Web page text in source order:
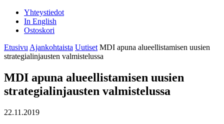
Yhteystiedot
In English
Ostoskori
Etusivu Ajankohtaista Uutiset MDI apuna alueellistamisen uusien
strategialinjausten valmistelussa
MDI apuna alueellistamisen uusien
strategialinjausten valmistelussa
22.11.2019